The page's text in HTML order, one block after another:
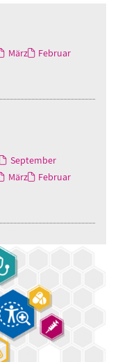
März
Februar
September
März
Februar